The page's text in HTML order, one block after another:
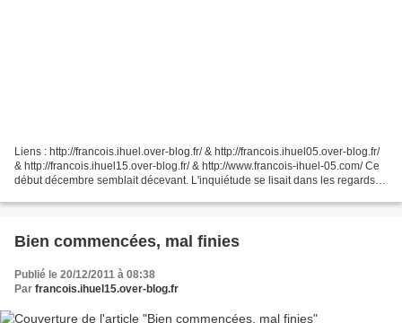
Liens : http://francois.ihuel.over-blog.fr/ & http://francois.ihuel05.over-blog.fr/
& http://francois.ihuel15.over-blog.fr/ & http://www.francois-ihuel-05.com/ Ce
début décembre semblait décevant. L'inquiétude se lisait dans les regards et
Bien commencées, mal finies
Publié le 20/12/2011 à 08:38
Par francois.ihuel15.over-blog.fr